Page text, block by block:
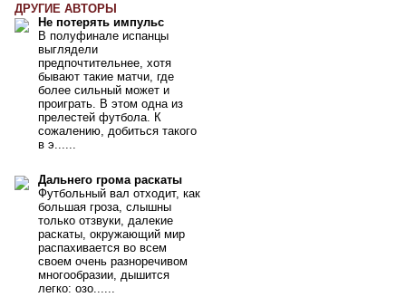
ДРУГИЕ АВТОРЫ
Не потерять импульс
В полуфинале испанцы
выглядели
предпочтительнее, хотя
бывают такие матчи, где
более сильный может и
проиграть. В этом одна из
прелестей футбола. К
сожалению, добиться такого
в э......
Дальнего грома раскаты
Футбольный вал отходит, как
большая гроза, слышны
только отзвуки, далекие
раскаты, окружающий мир
распахивается во всем
своем очень разноречивом
многообразии, дышится
легко: озо......